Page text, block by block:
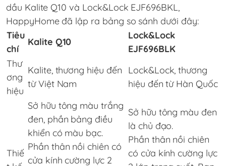
dầu Kalite Q10 và Lock&Lock EJF696BKL,
HappyHome đã lập ra bảng so sánh dưới đây:
Tiêu
chí
Kalite Q10
Lock&Lock
EJF696BLK
Thư
ơng
hiệu
Kalite, thương hiệu đến
từ Việt Nam
Lock&Lock, thương
hiệu đến từ Hàn Quốc
Thiế
Sở hữu tông màu trắng
đen, phần bảng điều
khiển có màu bạc.
Phần thân nồi chiên có
cửa kính cường lực 2
Sở hữu tông màu đen
là chủ đạo.
Phần thân nồi chiên
có cửa kính cường lực